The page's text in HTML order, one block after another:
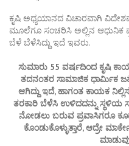
ಕೃಷಿ ಅಧ್ಯಯಾನದ ವಿಚಾರವಾಗಿ
ಮೂಲೆಗೂ ಸಂಚರಿಸಿ ಅಲ್ಲಿನ ಆಧುನಿಕ
ಬೆಳೆ ಬೆಳೆಸಿದ್ದು ಇದೆ ಇವರು.
ಸುಮಾರು 55 ವರ್ಷದಿಂದ ಕೃಷಿ
ತದನಂತರ ಸಾಮಾಜಿಕ ಧಾರ್ಮಿಕ
ಆಗಿದ್ದು ಇದೆ, ಹಾಗಂತ ಕಾಯಕ
ತರಕಾರಿ ಬೆಳೆಸಿ ಉಳಿದದನ್ನು ಸ್ಥಳಿಯ
ನೋಡಲು ಬರುವ ಪ್ರವಾಸಿಗರೂ
ಕೊಂಡುಕೊಳ್ಳುತ್ತಾರೆ, ಆದ್ರೇ